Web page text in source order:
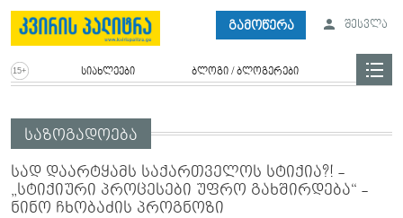
გამოწერა შესვლა
სიახლეები ბლოგი / ბლოგერები
საზოგადოება
სად დაარტყამს საქართველოს სტიქია?! -
„სტიქიური პროცესები უფრო გახშირდება“ -
ნინო ჩხობაძის პროგნოზი